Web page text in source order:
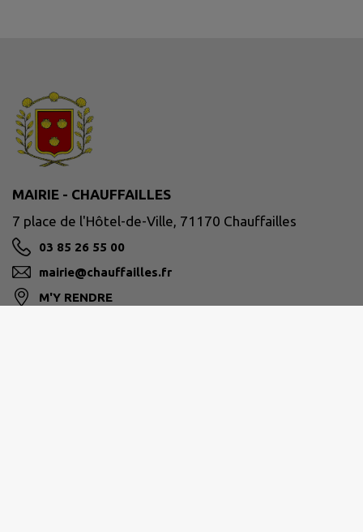
MAIRIE - CHAUFFAILLES
7 place de l'Hôtel-de-Ville, 71170 Chauffailles
03 85 26 55 00
mairie@chauffailles.fr
M'Y RENDRE